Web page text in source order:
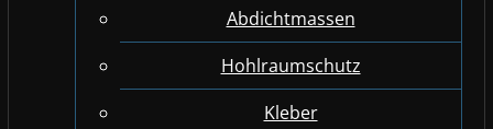
Abdichtmassen
Hohlraumschutz
Kleber